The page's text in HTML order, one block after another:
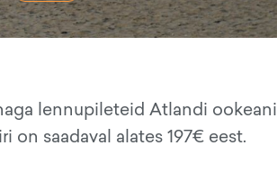
lennupileteid Atlandi ookeani
on saadaval alates 197€ eest.